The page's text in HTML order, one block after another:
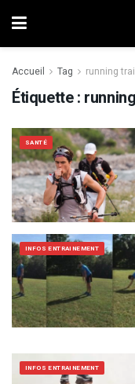
Accueil Tag running
Étiquette :
SANTÉ
INFOS ENTRAINEMENT
INFOS ENTRAINEMENT